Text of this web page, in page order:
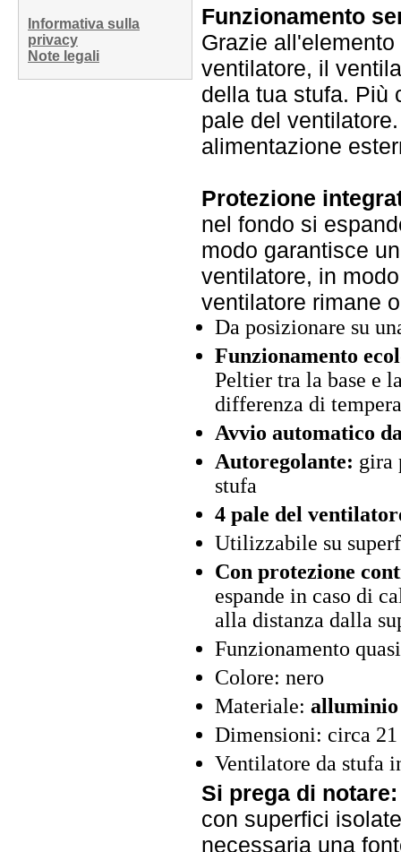
Informativa sulla
privacy
Note legali
Funzionamento
Grazie
ventilatore, il
della tua stufa. Più
pale del
alimentazione
Protezione
nel fondo si
modo garantisce
ventilatore, in
ventilatore rimane
Da posizionare su
Funzionamento
Peltier tra la base e
differenza di
Avvio automatico
Autoregolante: gira
stufa
4 pale del
Utilizzabile su
Con protezione
espande in caso di
alla distanza dalla
Funzionamento
Colore: nero
Materiale: alluminio
Dimensioni: circa
Ventilatore da stufa
Si prega di notare:
con superfici
necessaria una